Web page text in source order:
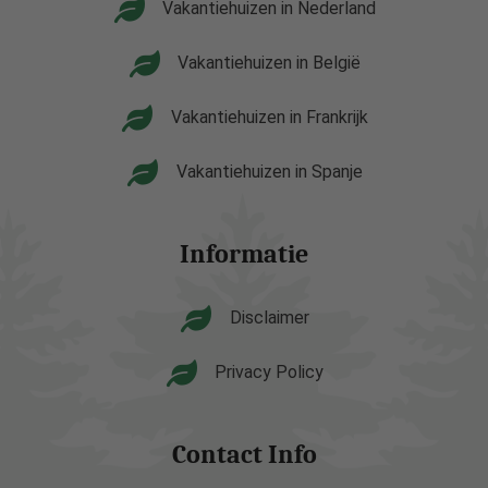
Vakantiehuizen in Nederland
Vakantiehuizen in België
Vakantiehuizen in Frankrijk
Vakantiehuizen in Spanje
Informatie
Disclaimer
Privacy Policy
Contact Info